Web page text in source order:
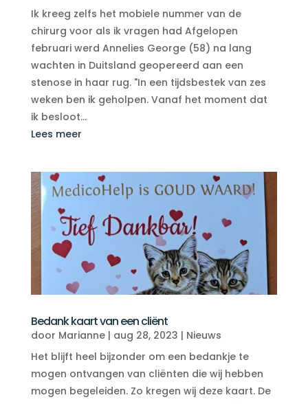
Ik kreeg zelfs het mobiele nummer van de
chirurg voor als ik vragen had Afgelopen
februari werd Annelies George (58) na lang
wachten in Duitsland geopereerd aan een
stenose in haar rug. "In een tijdsbestek van zes
weken ben ik geholpen. Vanaf het moment dat
ik besloot...
Lees meer
Bedank kaart van een cliënt
door Marianne| aug 28, 2023 | Nieuws
Het blijft heel bijzonder om een bedankje te
mogen ontvangen van cliënten die wij hebben
mogen begeleiden. Zo kregen wij deze kaart. De